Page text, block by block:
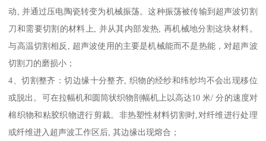
动, 并通过压电陶瓷转变为机械振荡。这种振荡被传输到超声波切割
刀和需要切割的材料上, 并从其内部发热, 再机械地分割这块材料。
与高温切割相反, 超声波使用的主要是机械能而不是热能，对超声波
切割刀的磨损小；
4、切割整齐：切边缘十分整齐, 织物的经纱和纬纱均不会出现移位
或脱出。可在拉幅机和圆筒状织物剖幅机上以高达10 米/ 分的速度对
棉织物和粘胶织物进行剪裁。非热塑性材料切割时,对纤维进行处理
或纤维进入超声波工作区后, 其边缘出现熔合；